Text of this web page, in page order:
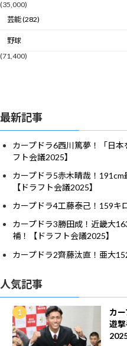
(35,000)
芸能 (282)
野球
(71,400)
最新記事
カープドラ6西川篤夢！「日
フト会議2025】
カープドラ5赤木晴哉！
【ドラフト会議2025】
カープドラ4工藤泰己！159キ
カープドラ3勝田成！近畿大
補！【ドラフト会議2025】
カープドラ2齊藤汰直！亜大
人気記事
カ
遊
2025